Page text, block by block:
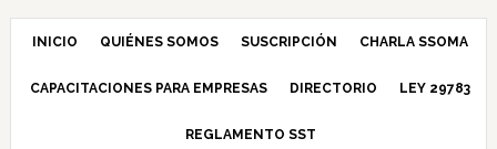
Saltar
navegación
Saltar
principal
Saltar
barra
Saltar
INICIO QUIÉNES SOMOS SUSCRIPCIÓN CHARLA SSOMA
CAPACITACIONES PARA EMPRESAS DIRECTORIO LEY 29783
REGLAMENTO SST